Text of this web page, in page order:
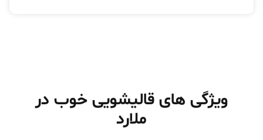
ویژگی های قالیشویی خوب در
ملارد